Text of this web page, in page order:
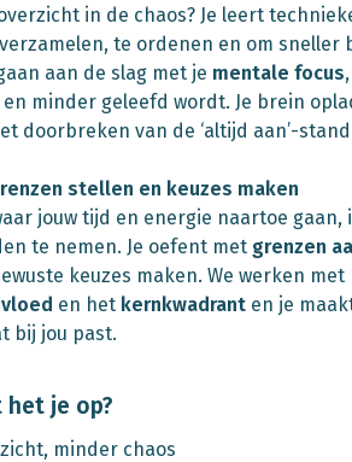
in de chaos? Je leert
te ordenen en om sneller
aan de slag met je mentale focus
minder geleefd wordt. Je brein
doorbreken van de ‘altijd aan’-
stellen en keuzes maken
jouw tijd en energie naartoe
te nemen. Je oefent met grenzen
keuzes maken. We werken
en het kernkwadranten je
bij jou past.
je op?
minder chaos